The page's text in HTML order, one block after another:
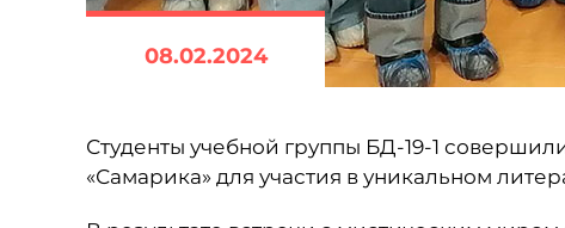
08.02.2024
Студенты учебной группы БД-19-1
«Самарика» для участия в уникальном